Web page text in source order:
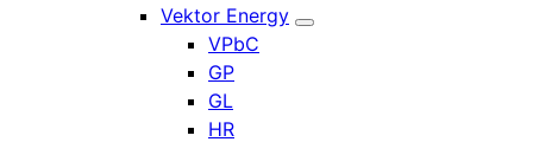
Vektor Energy
VPbC
GP
GL
HR